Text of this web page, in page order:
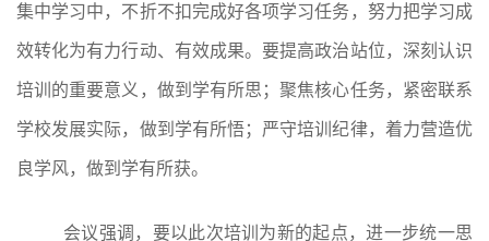
集中学习中，不折不扣完成好各项学习任务，努力把学习成
效转化为有力行动、有效成果。要提高政治站位，深刻认识
培训的重要意义，做到学有所思；聚焦核心任务，紧密联系
学校发展实际，做到学有所悟；严守培训纪律，着力营造优
良学风，做到学有所获。
会议强调，要以此次培训为新的起点，进一步统一思